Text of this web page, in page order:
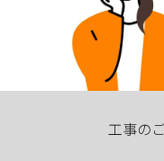
工事の